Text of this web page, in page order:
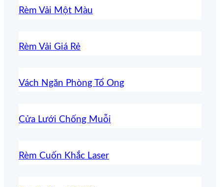
Rèm Vải Một Màu
Rèm Vải Giá Rẻ
Vách Ngăn Phòng Tổ Ong
Cửa Lưới Chống Muỗi
Rèm Cuốn Khắc Laser